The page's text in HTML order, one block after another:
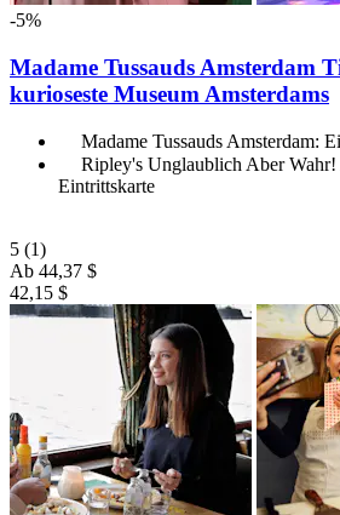
-5%
Madame Tussauds Amsterdam
kurioseste Museum Amsterdams
Madame Tussauds Amsterdam:
Ripley's Unglaublich Aber Wahr!
Eintrittskarte
5 (1)
Ab 44,37 $
42,15 $